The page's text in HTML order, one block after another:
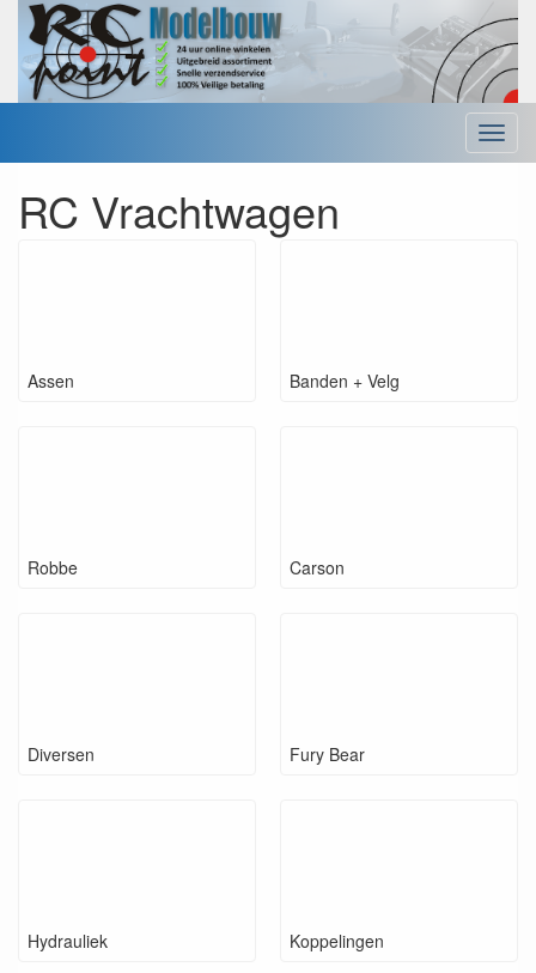
Menu
RC Vrachtwagen
Assen Banden + Velg
Robbe Carson
Diversen Fury Bear
Hydrauliek Koppelingen